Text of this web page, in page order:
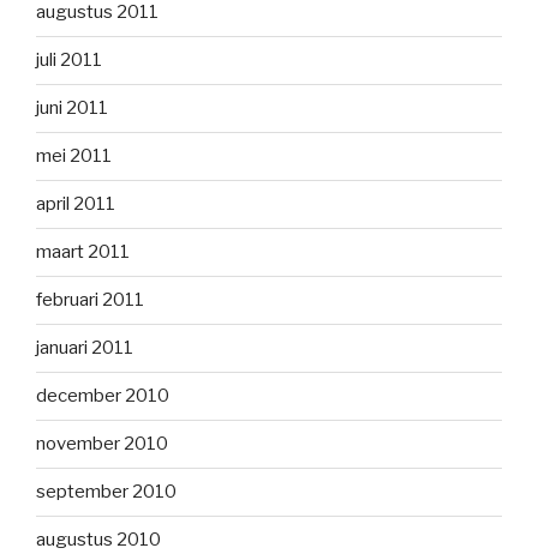
augustus 2011
juli 2011
juni 2011
mei 2011
april 2011
maart 2011
februari 2011
januari 2011
december 2010
november 2010
september 2010
augustus 2010